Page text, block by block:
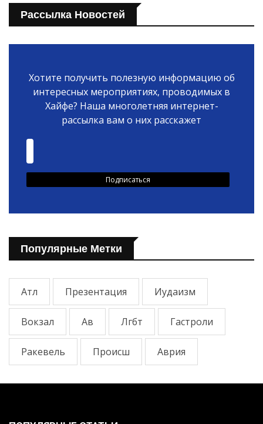
Рассылка Новостей
Хотите получить полезную информацию об
интересных мероприятиях, проводимых в
Хайфе? Наша многолетняя интернет-
рассылка вам о них расскажет
Популярные Метки
Атл Презентация Иудаизм
Вокзал Ав Лгбт Гастроли
Ракевель Происш Аврия